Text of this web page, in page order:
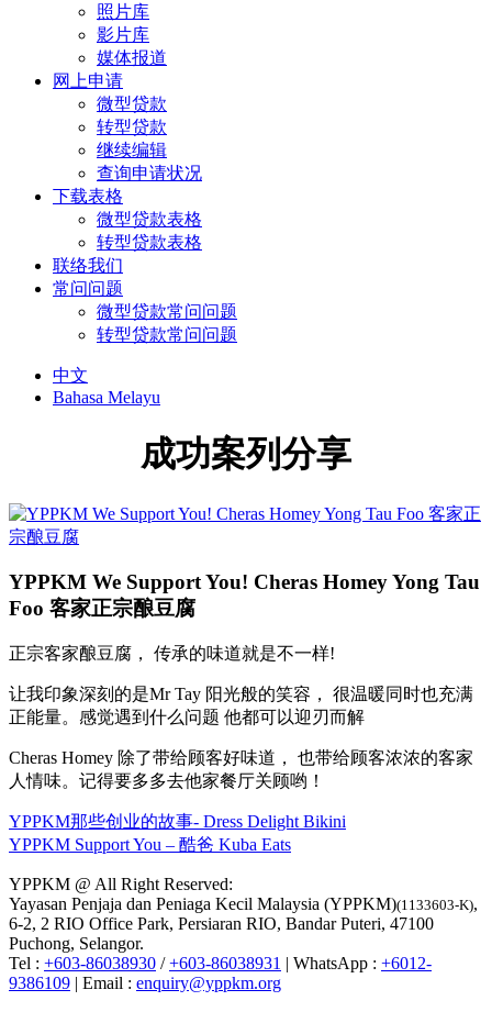
照片库
影片库
媒体报道
网上申请
微型贷款
转型贷款
继续编辑
查询申请状况
下载表格
微型贷款表格
转型贷款表格
联络我们
常问问题
微型贷款常问问题
转型贷款常问问题
中文
Bahasa Melayu
成功案列分享
YPPKM We Support You! Cheras Homey Yong Tau
Foo 客家正宗酿豆腐
正宗客家酿豆腐， 传承的味道就是不一样!
让我印象深刻的是Mr Tay 阳光般的笑容， 很温暖同时也充满
正能量。感觉遇到什么问题 他都可以迎刃而解
Cheras Homey 除了带给顾客好味道， 也带给顾客浓浓的客家
人情味。记得要多多去他家餐厅关顾哟！
YPPKM那些创业的故事- Dress Delight Bikini
YPPKM Support You – 酷爸 Kuba Eats
YPPKM @ All Right Reserved:
Yayasan Penjaja dan Peniaga Kecil Malaysia (YPPKM)(1133603-K),
6-2, 2 RIO Office Park, Persiaran RIO, Bandar Puteri, 47100
Puchong, Selangor.
Tel : +603-86038930 /+603-86038931 | WhatsApp : ‪ +6012-
9386109 | Email : enquiry@yppkm.org